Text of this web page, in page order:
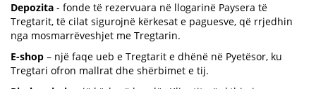
Depozita - fonde të rezervuara në llogarinë Paysera të
Tregtarit, të cilat sigurojnë kërkesat e paguesve, që rrjedhin
nga mosmarrëveshjet me Tregtarin.
E-shop – një faqe ueb e Tregtarit e dhënë në Pyetësor, ku
Tregtari ofron mallrat dhe shërbimet e tij.